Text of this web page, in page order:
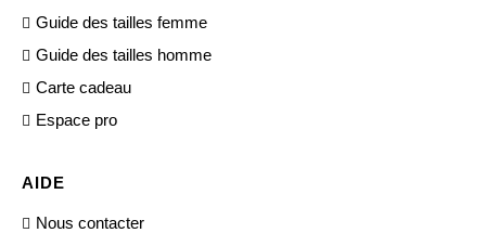
Guide des tailles femme
Guide des tailles homme
Carte cadeau
Espace pro
AIDE
Nous contacter